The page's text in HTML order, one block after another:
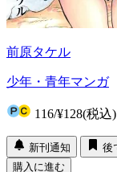
前原タケル
少年・青年マンガ
116/¥128(税込)
新刊通知
後
購入に進む